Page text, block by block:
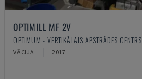
OPTIMILL MF 2V
OPTIMUM - VERTIKĀLAIS APSTRĀDES CENTRS
VĀCIJA 2017